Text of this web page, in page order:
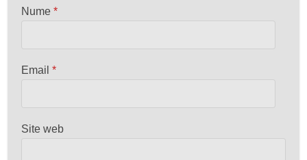
Nume*
Email*
Site web